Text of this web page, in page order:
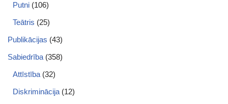
Putni (106)
Teātris (25)
Publikācijas (43)
Sabiedrība (358)
Attīstība (32)
Diskriminācija (12)